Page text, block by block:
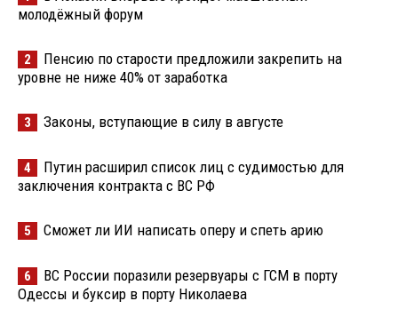
молодёжный форум
2
Пенсию по старости предложили закрепить на
уровне не ниже 40% от заработка
3 Законы, вступающие в силу в августе
4
Путин расширил список лиц с судимостью для
заключения контракта с ВС РФ
5 Сможет ли ИИ написать оперу и спеть арию
6
ВС России поразили резервуары с ГСМ в порту
Одессы и буксир в порту Николаева